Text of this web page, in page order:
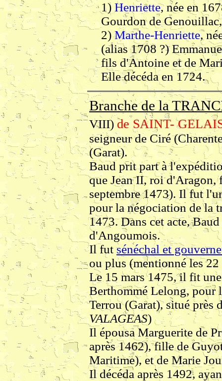
1) Henriette, née en
Gourdon de
2)Marthe-Henriette,
(alias 1708 ?)
fils d'Antoine et de
Elle décéda en 1724.
Branche de la
VIII) de SAINT-
seigneur de Ciré
(Garat).
Baud prit part à
que Jean II, roi d'Aragon,
septembre 1473). Il fut
pour la négociation de la
1473. Dans cet acte,
d'Angoumois.
Il futsénéchal et
ou plus (mentionné les
Le 15 mars 1475, il fit
Berthommé Lelong, pour
Terrou (Garat), situé
VALAGEAS)
Il épousa Marguerite de
après 1462), fille de
Maritime), et de Marie
Il décéda après 1492,